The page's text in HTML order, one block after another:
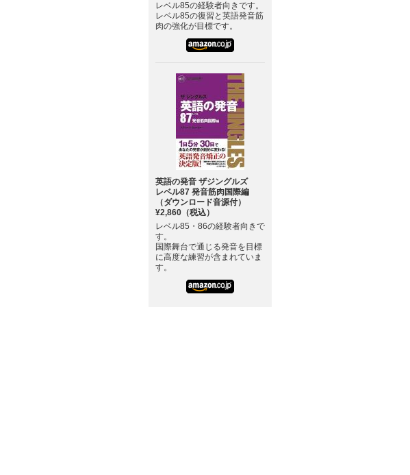
レベル85の経験者向きです。
レベル85の復習と英語発音筋
肉の強化が目標です。
英語の発音 ザジングルズ
レベル87 発音筋肉国際編
（ダウンロード音源付）
¥2,860（税込）
レベル85・86の経験者向きで
す。
国際舞台で通じる発音を目標
に高度な練習が含まれていま
す。